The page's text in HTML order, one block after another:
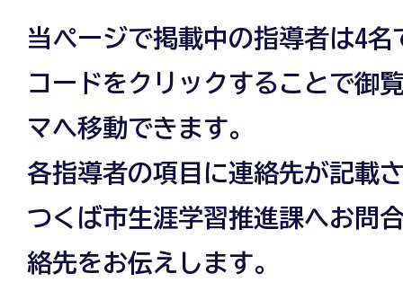
当ページで掲載中の指導者は4名
コードをクリックすることで御
マへ移動できます。
各指導者の項目に連絡先が記載
つくば市生涯学習推進課へお問
絡先をお伝えします。